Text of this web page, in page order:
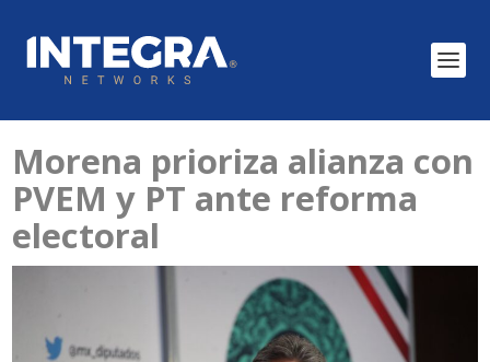
Morena prioriza alianza con
PVEM y PT ante reforma
electoral